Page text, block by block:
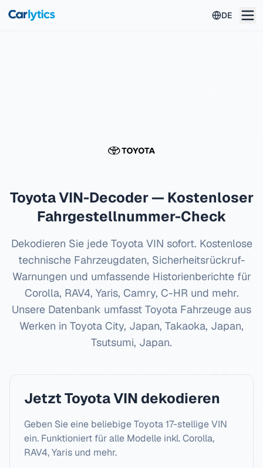
DE
ToyotaVIN-Decoder — Kostenloser
Fahrgestellnummer-Check
Dekodieren Sie jede ToyotaVIN sofort. Kostenlose
technische Fahrzeugdaten, Sicherheitsrückruf-
Warnungen und umfassende Historienberichte für
Corolla, RAV4, Yaris, Camry, C-HR und mehr.
Unsere Datenbank umfasst Toyota Fahrzeuge aus
Werken in Toyota City, Japan, Takaoka, Japan,
Tsutsumi, Japan.
JetztToyotaVIN dekodieren
Geben Sie eine beliebigeToyota17-stellige VIN
ein. Funktioniert für alle Modelle inkl.Corolla,
RAV4, Yaris und mehr.